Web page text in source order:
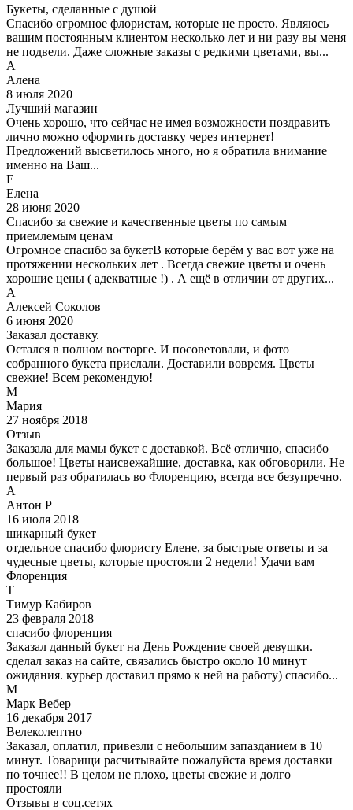
Букеты, сделанные с душой
Спасибо огромное флористам, которые не просто. Являюсь
вашим постоянным клиентом несколько лет и ни разу вы меня
не подвели. Даже сложные заказы с редкими цветами, вы...
А
Алена
8 июля 2020
Лучший магазин
Очень хорошо, что сейчас не имея возможности поздравить
лично можно оформить доставку через интернет!
Предложений высветилось много, но я обратила внимание
именно на Ваш...
Е
Елена
28 июня 2020
Спасибо за свежие и качественные цветы по самым
приемлемым ценам
Огромное спасибо за букетВ которые берём у вас вот уже на
протяжении нескольких лет . Всегда свежие цветы и очень
хорошие цены ( адекватные !) . А ещё в отличии от других...
А
Алексей Соколов
6 июня 2020
Заказал доставку.
Остался в полном восторге. И посоветовали, и фото
собранного букета прислали. Доставили вовремя. Цветы
свежие! Всем рекомендую!
М
Мария
27 ноября 2018
Отзыв
Заказала для мамы букет с доставкой. Всё отлично, спасибо
большое! Цветы наисвежайшие, доставка, как обговорили. Не
первый раз обратилась во Флоренцию, всегда все безупречно.
А
Антон Р
16 июля 2018
шикарный букет
отдельное спасибо флористу Елене, за быстрые ответы и за
чудесные цветы, которые простояли 2 недели! Удачи вам
Флоренция
Т
Тимур Кабиров
23 февраля 2018
спасибо флоренция
Заказал данный букет на День Рождение своей девушки.
сделал заказ на сайте, связались быстро около 10 минут
ожидания. курьер доставил прямо к ней на работу) спасибо...
М
Марк Вебер
16 декабря 2017
Велеколептно
Заказал, оплатил, привезли с небольшим запазданием в 10
минут. Товарищи расчитывайте пожалуйста время доставки
по точнее!! В целом не плохо, цветы свежие и долго
простояли
Отзывы в соц.сетях